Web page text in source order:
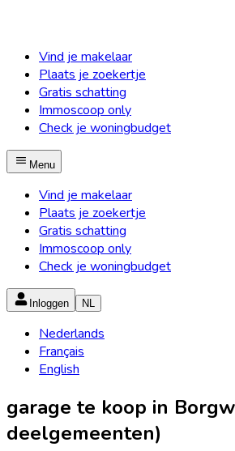
Vind je makelaar
Plaats je zoekertje
Gratis schatting
Immoscoop only
Check je woningbudget
Menu
Vind je makelaar
Plaats je zoekertje
Gratis schatting
Immoscoop only
Check je woningbudget
Inloggen NL
Nederlands
Français
English
garage te koop in
deelgemeenten)